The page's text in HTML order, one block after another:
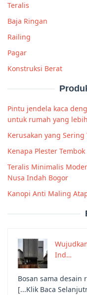
Teralis
Baja Ringan
Railing
Pagar
Konstruksi Berat
Pintu jendela kaca
untuk rumah yang
Kerusakan yang Sering
Kenapa Plester
Teralis Minimalis
Nusa Indah Bogor
Kanopi Anti Maling
Ind…
Bosan sama desain
[...Klik Baca